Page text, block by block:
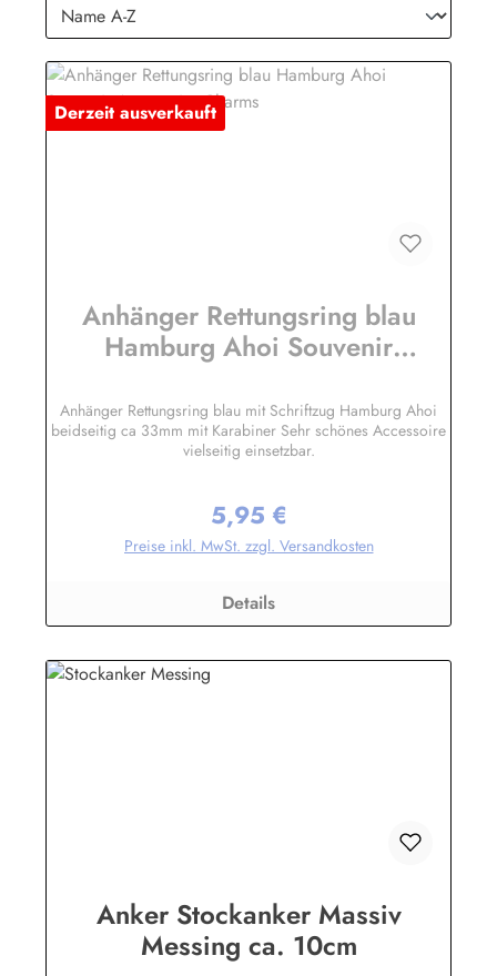
Derzeit ausverkauft
Anhänger Rettungsring blau
Hamburg Ahoi Souvenir
Anhänger Rettungsring blau mit Schriftzug Hamburg Ahoi
beidseitig ca 33mm mit Karabiner Sehr schönes Accessoire
vielseitig einsetzbar.
Regulärer Preis:
5,95 €
Preise inkl. MwSt. zzgl. Versandkosten
Details
Anker Stockanker Massiv
Messing ca. 10cm